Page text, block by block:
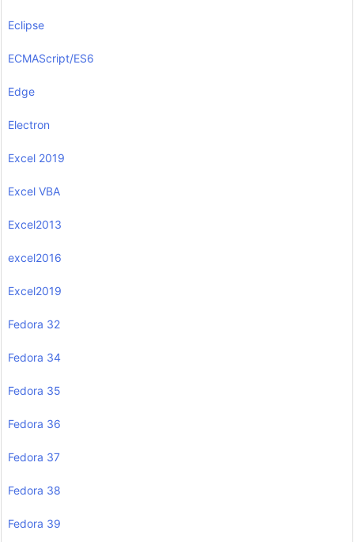
Eclipse
ECMAScript/ES6
Edge
Electron
Excel 2019
Excel VBA
Excel2013
excel2016
Excel2019
Fedora 32
Fedora 34
Fedora 35
Fedora 36
Fedora 37
Fedora 38
Fedora 39